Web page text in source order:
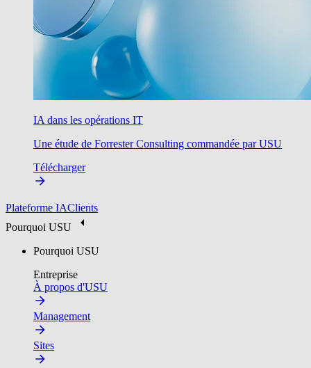
IA dans les opérations IT
Une étude de Forrester Consulting commandée par USU
Télécharger
Plateforme IAClients
Pourquoi USU
Pourquoi USU
Entreprise
À propos d'USU
Management
Sites